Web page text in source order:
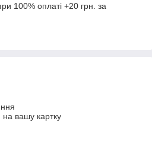
100% оплаті +20 грн. за
на вашу картку